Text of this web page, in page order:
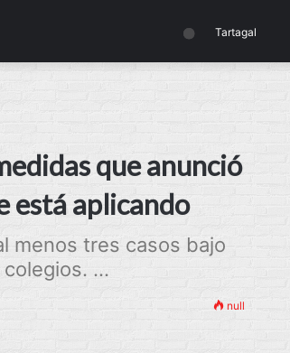
Tartagal
que anunció
está aplicando
menos tres casos bajo
...
null